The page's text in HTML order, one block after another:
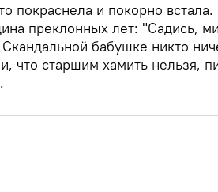
покраснела и покорно
преклонных лет: "Садись,
бабушке никто
что старшим хамить нельзя,
.